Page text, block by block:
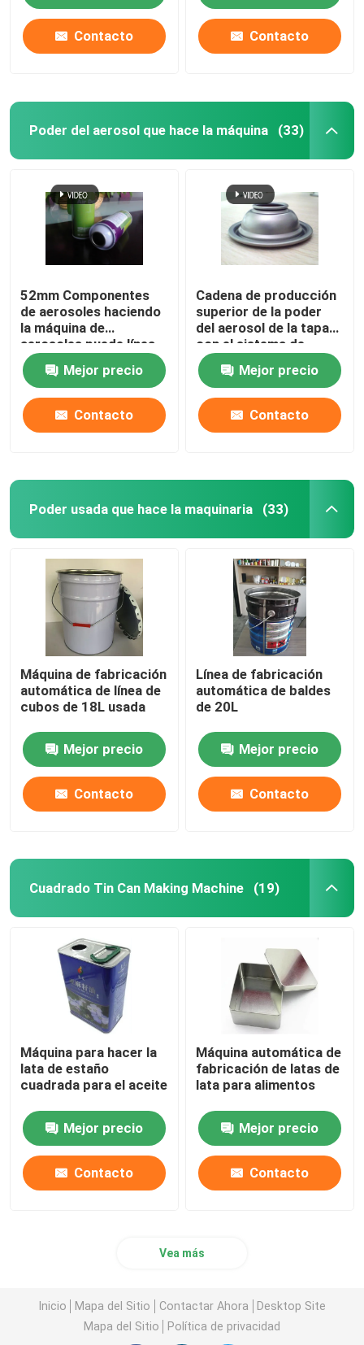
Contacto Contacto
Poder del aerosol que hace la máquina (33)
52mm Componentes
de aerosoles haciendo
la máquina de
aerosoles puede línea
superior línea de cone
línea de producción
Mejor precio
Contacto
Cadena de producción
superior de la poder
del aerosol de la tapa
con el sistema de
inspección de la
cámaraMejor precio
Contacto
Poder usada que hace la maquinaria (33)
Máquina de fabricación
automática de línea de
cubos de 18L usada
Mejor precio
Contacto
Línea de fabricación
automática de baldes
de 20L
Mejor precio
Contacto
Cuadrado Tin Can Making Machine (19)
Máquina para hacer la
lata de estaño
cuadrada para el aceite
Mejor precio
Contacto
Máquina automática de
fabricación de latas de
lata para alimentos
Mejor precio
Contacto
Vea más
Inicio Mapa del Sitio Contactar Ahora
Desktop Site
Mapa del Sitio
Política de privacidad